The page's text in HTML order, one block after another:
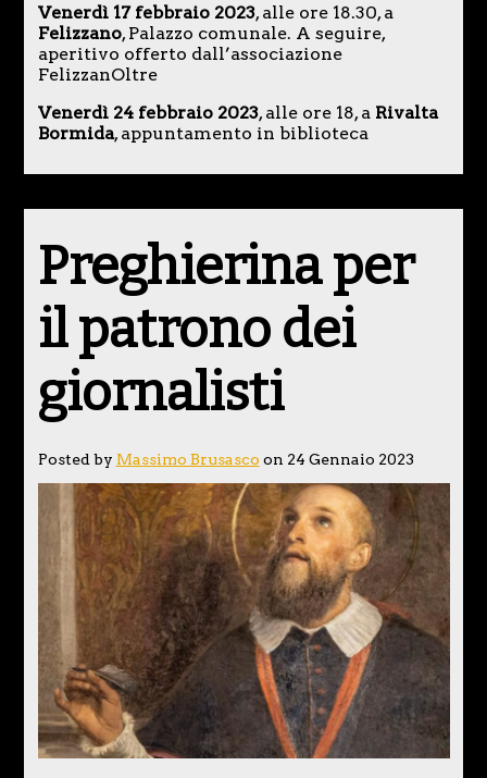
Venerdì 17 febbraio 2023, alle ore 18.30, a
Felizzano, Palazzo comunale. A seguire,
aperitivo offerto dall’associazione
FelizzanOltre
Venerdì 24 febbraio 2023, alle ore 18, a Rivalta
Bormida, appuntamento in biblioteca
Preghierina per
il patrono dei
giornalisti
Posted by Massimo Brusasco on 24 Gennaio 2023